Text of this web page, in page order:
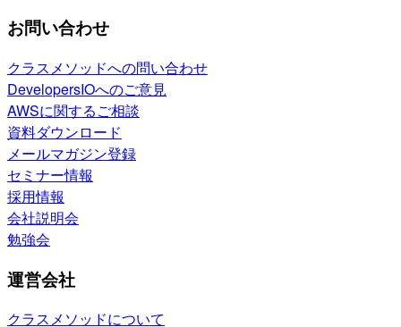
お問い合わせ
クラスメソッドへの問い合わせ
DevelopersIOへのご意見
AWSに関するご相談
資料ダウンロード
メールマガジン登録
セミナー情報
採用情報
会社説明会
勉強会
運営会社
クラスメソッドについて